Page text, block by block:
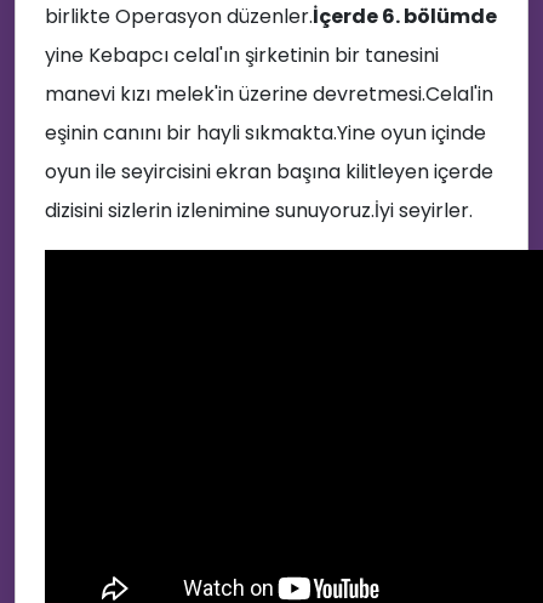
birlikte Operasyon düzenler.İçerde 6. bölümde
yine Kebapcı celal'ın şirketinin bir tanesini
manevi kızı melek'in üzerine devretmesi.Celal'in
eşinin canını bir hayli sıkmakta.Yine oyun içinde
oyun ile seyircisini ekran başına kilitleyen içerde
dizisini sizlerin izlenimine sunuyoruz.İyi seyirler.